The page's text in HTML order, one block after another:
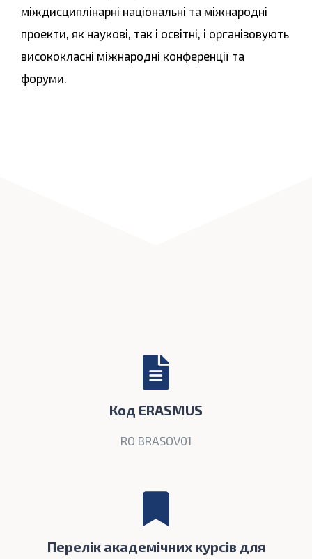
міждисциплінарні національні та міжнародні
проекти, як наукові, так і освітні, і організовують
висококласні міжнародні конференції та
форуми.
Код ERASMUS
RO BRASOV01
Перелік академічних курсів для